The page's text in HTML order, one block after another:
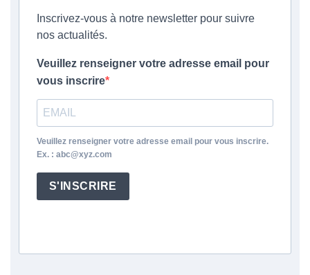
Inscrivez-vous à notre newsletter pour suivre
nos actualités.
Veuillez renseigner votre adresse email pour
vous inscrire
Veuillez renseigner votre adresse email pour vous inscrire.
Ex. : abc@xyz.com
S'INSCRIRE